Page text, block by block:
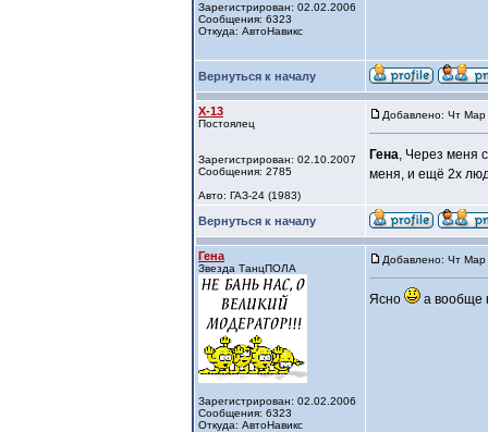
Зарегистрирован: 02.02.2006
Сообщения: 6323
Откуда: АвтоНавикс
Вернуться к началу
X-13
Постоялец
Зарегистрирован: 02.10.2007
Сообщения: 2785
Авто: ГАЗ-24 (1983)
Добавлено: Чт
Гена, Через меня
меня, и ещё 2х
Вернуться к началу
Гена
Звезда ТанцПОЛА
Зарегистрирован: 02.02.2006
Сообщения: 6323
Откуда: АвтоНавикс
Добавлено: Чт
Ясно а вообще